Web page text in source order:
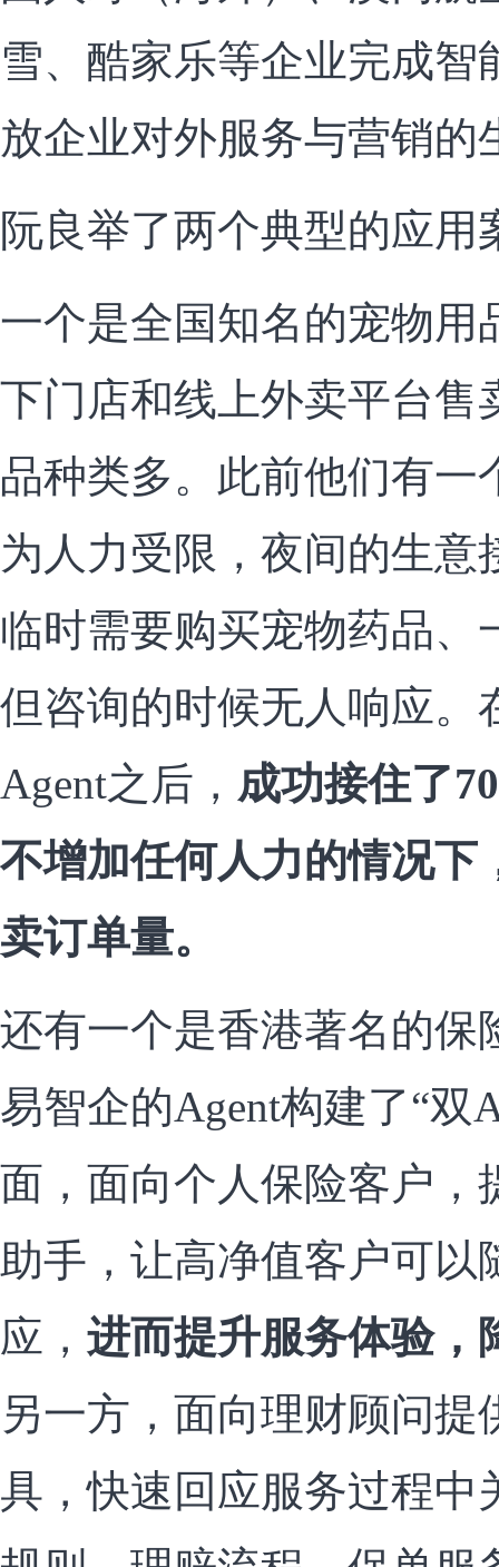
雪、酷家乐等企业完成智
放企业对外服务与营销的
阮良举了两个典型的应用
一个是全国知名的宠物用
下门店和线上外卖平台售
品种类多。此前他们有一
为人力受限，夜间的生意
临时需要购买宠物药品、
但咨询的时候无人响应。
Agent之后， 成功接住了
不增加任何人力的情况下
卖订单量。
还有一个是香港著名的保
易智企的Agent构建了“双
面，面向个人保险客户，
助手，让高净值客户可以
应， 进而提升服务体验，
另一方，面向理财顾问
具，快速回应服务过程中